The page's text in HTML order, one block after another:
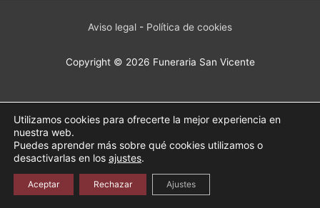
Aviso legal - Política de cookies
Copyright © 2026 Funeraria San Vicente
Utilizamos cookies para ofrecerte la mejor experiencia en
nuestra web.
Puedes aprender más sobre qué cookies utilizamos o
desactivarlas en los ajustes.
Aceptar Rechazar Ajustes